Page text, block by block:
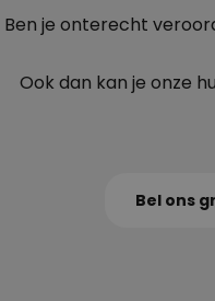
Ben je onterecht
Ook dan kan je onze
Bel ons